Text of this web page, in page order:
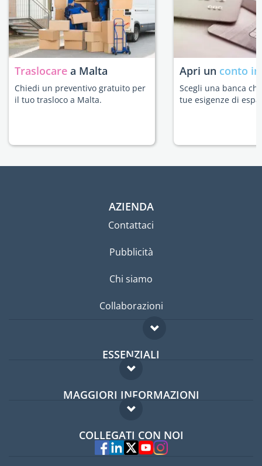
Traslocare a Malta
Chiedi un preventivo gratuito per
il tuo trasloco a Malta.
Apri un conto
Scegli una banca
tue esigenze di
AZIENDA
Contattaci
Pubblicità
Chi siamo
Collaborazioni
ESSENZIALI
Forum per expat
Guida per expat
MAGGIORI INFORMAZIONI
Domande frequenti
Esperti
COLLEGATI CON NOI